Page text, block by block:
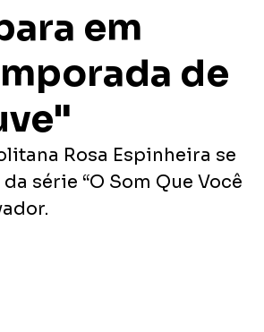
em
de
Rosa Espinheira se
série “O Som Que Você